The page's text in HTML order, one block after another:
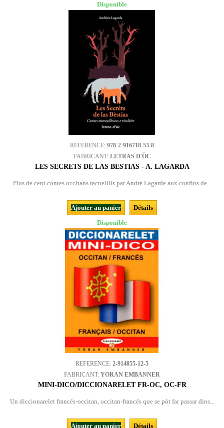
Disponible
REFERENCE: 978-2-916718-53-8
FABRICANT: LETRAS D'ÒC
LES SECRÈTS DE LAS BÈSTIAS - A. LAGARDA
Plus de cent contes occitans recueillis par André Lagarde aux confins de...
Ajouter au panier
Détails
Disponible
REFERENCE: 2-914855-12-5
FABRICANT: YORAN EMBANNER
MINI-DICO/DICCIONARELET FR-OC, OC-FR
Un diccionarelet francés-occitan, occitan-francés que se pòt far passar dins...
Ajouter au panier Détails